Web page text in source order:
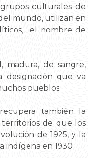
culturales de
mundo, utilizan en
el nombre de
madura, de sangre,
designación que va
pueblos.
también la
de que los
de 1925, y la
indígena en 1930.